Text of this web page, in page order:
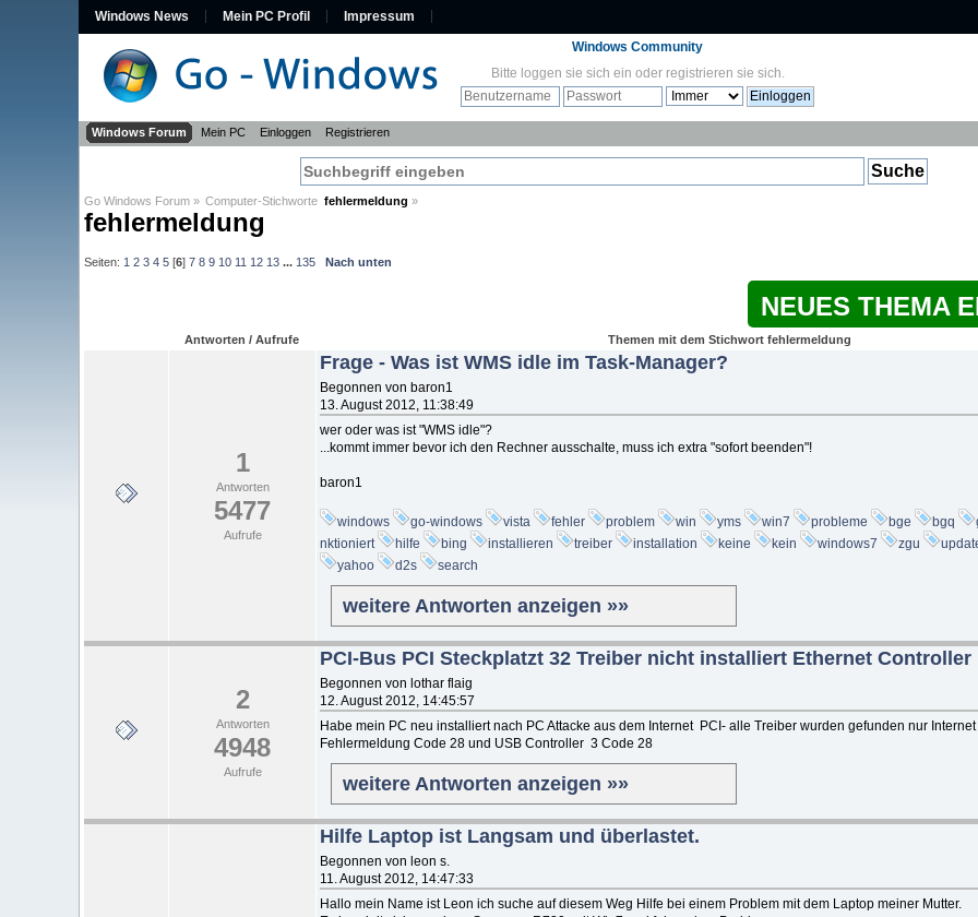
Windows News Mein PC Profil Impressum
Windows Community
Bitte loggen sie sich ein oder registrieren sie sich.
Windows Forum Mein PC Einloggen Registrieren
Go Windows Forum » Computer-Stichworte fehlermeldung »
fehlermeldung
Seiten: 1 2 3 4 5 [6] 7 8 9 10 11 12 13 ... 135 Nach unten
NEUES THEMA
Antworten / Aufrufe Themen mit dem Stichwort fehlermeldung
1
Antworten
5477
Aufrufe
Frage - Was ist WMS idle im Task-Manager?
Begonnen von baron1
13. August 2012, 11:38:49
wer oder was ist "WMS idle"?
...kommt immer bevor ich den Rechner ausschalte, muss ich extra "sofort beenden"!
baron1
windows go-windows vista fehler problem win yms win7 probleme bge bgq
nktioniert
hilfe bing installieren treiber installation keine kein windows7 zgu
yahoo
d2s search
weitere Antworten anzeigen »»
2
Antworten
4948
Aufrufe
PCI-Bus PCI Steckplatzt 32 Treiber nicht installiert Ethernet Controller
Begonnen von lothar flaig
12. August 2012, 14:45:57
Habe mein PC neu installiert nach PC Attacke aus dem Internet PCI- alle Treiber wurden gefunden nur
Fehlermeldung Code 28 und USB Controller 3 Code 28
weitere Antworten anzeigen »»
Hilfe Laptop ist Langsam und überlastet.
Begonnen von leon s.
11. August 2012, 14:47:33
Hallo mein Name ist Leon ich suche auf diesem Weg Hilfe bei einem Problem mit dem Laptop meiner Mutter.